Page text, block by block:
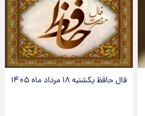
فال حافظ یکشنبه ۱۸ مرداد ماه ۱۴۰۵